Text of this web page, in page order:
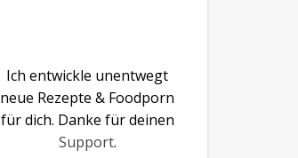
Ich entwickle unentwegt
neue Rezepte & Foodporn
für dich. Danke für deinen
Support.